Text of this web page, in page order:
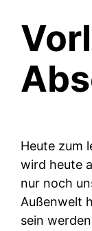
Heute zum
wird heute
nur noch
Außenwelt
sein